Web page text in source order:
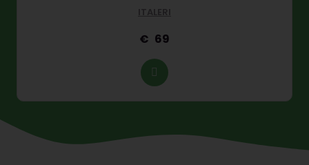
ITALERI
69